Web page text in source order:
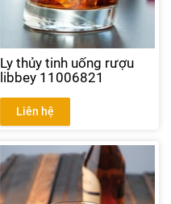
Ly thủy tinh uống rượu
libbey 11006821
Liên hệ